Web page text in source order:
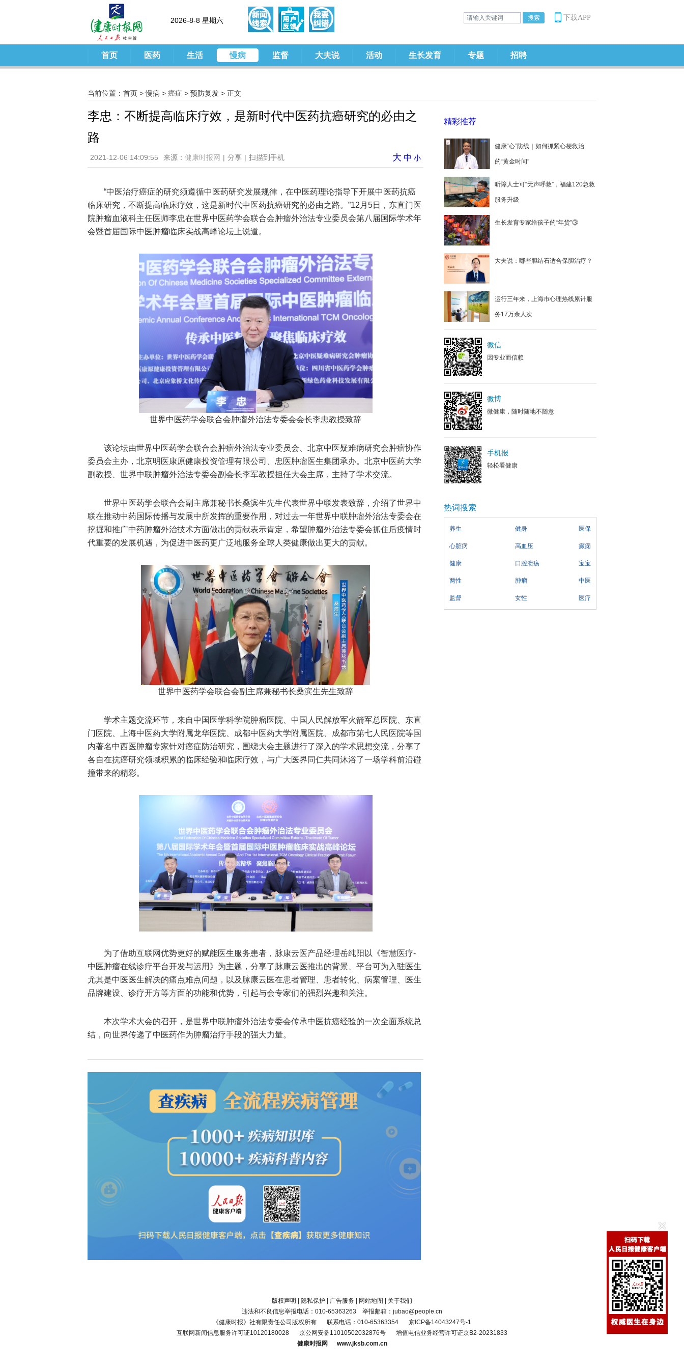
2026-8-8 星期六 下载APP
首页 医药 生活 慢病 监督 大夫说 活动 生长发育 专题 招聘
当前位置： 首页 > 慢病 > 癌症 > 预防复发 > 正文
李忠：不断提高临床疗效，是新时代中医药抗癌研究的必由之
路
2021-12-06 14:09:55 来源： 健康时报网 | 分享 | 扫描到手机 大 中 小
“中医治疗癌症的研究须遵循中医药研究发展规律，在中医药理论指导下开展中医药抗癌
临床研究，不断提高临床疗效，这是新时代中医药抗癌研究的必由之路。”12月5日，东直门医
院肿瘤血液科主任医师李忠在世界中医药学会联合会肿瘤外治法专业委员会第八届国际学术年
会暨首届国际中医肿瘤临床实战高峰论坛上说道。
世界中医药学会联合会肿瘤外治法专委会会长李忠教授致辞
该论坛由世界中医药学会联合会肿瘤外治法专业委员会、北京中医疑难病研究会肿瘤协作
委员会主办，北京明医康原健康投资管理有限公司、忠医肿瘤医生集团承办。北京中医药大学
副教授、世界中联肿瘤外治法专委会副会长李军教授担任大会主席，主持了学术交流。
世界中医药学会联合会副主席兼秘书长桑滨生先生代表世界中联发表致辞，介绍了世界中
联在推动中药国际传播与发展中所发挥的重要作用，对过去一年世界中联肿瘤外治法专委会在
挖掘和推广中药肿瘤外治技术方面做出的贡献表示肯定，希望肿瘤外治法专委会抓住后疫情时
代重要的发展机遇，为促进中医药更广泛地服务全球人类健康做出更大的贡献。
世界中医药学会联合会副主席兼秘书长桑滨生先生致辞
学术主题交流环节，来自中国医学科学院肿瘤医院、中国人民解放军火箭军总医院、东直
门医院、上海中医药大学附属龙华医院、成都中医药大学附属医院、成都市第七人民医院等国
内著名中西医肿瘤专家针对癌症防治研究，围绕大会主题进行了深入的学术思想交流，分享了
各自在抗癌研究领域积累的临床经验和临床疗效，与广大医界同仁共同沐浴了一场学科前沿碰
撞带来的精彩。
为了借助互联网优势更好的赋能医生服务患者，脉康云医产品经理岳纯阳以《智慧医疗-
中医肿瘤在线诊疗平台开发与运用》为主题，分享了脉康云医推出的背景、平台可为入驻医生
尤其是中医医生解决的痛点难点问题，以及脉康云医在患者管理、患者转化、病案管理、医生
品牌建设、诊疗开方等方面的功能和优势，引起与会专家们的强烈兴趣和关注。
本次学术大会的召开，是世界中联肿瘤外治法专委会传承中医抗癌经验的一次全面系统总
结，向世界传递了中医药作为肿瘤治疗手段的强大力量。
精彩推荐
健康“心”防线｜如何抓紧心梗救治
的“黄金时间”
听障人士可“无声呼救”，福建120急救
服务升级
生长发育专家给孩子的“年货”③
大夫说：哪些胆结石适合保胆治疗？
运行三年来，上海市心理热线累计服
务17万余人次
微信
因专业而信赖
微博
微健康，随时随地不随意
手机报
轻松看健康
热词搜索
养生 健身 医保
心脏病 高血压 癫痫
健康 口腔溃疡 宝宝
两性 肿瘤 中医
监督 女性 医疗
版权声明 | 隐私保护 | 广告服务 | 网站地图 | 关于我们
违法和不良信息举报电话：010-65363263 举报邮箱：jubao@people.cn
《健康时报》社有限责任公司版权所有
联系电话：010-65363354
京ICP备14043247号-1
互联网新闻信息服务许可证10120180028
京公网安备11010502032876号
增值电信业务经营许可证京B2-20231833
健康时报网 www.jksb.com.cn